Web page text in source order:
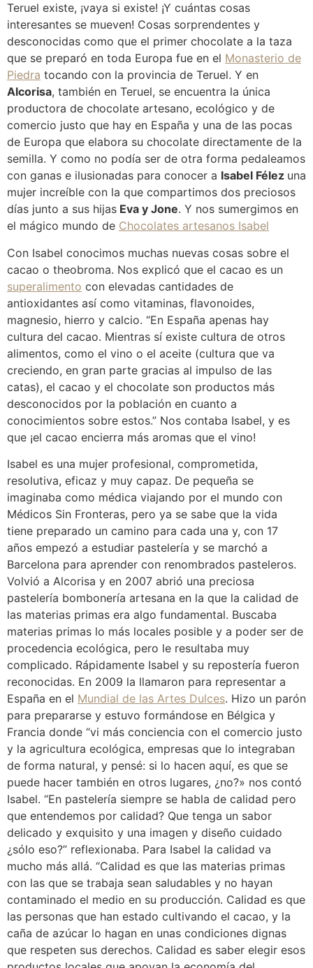
Teruel existe, ¡vaya si existe! ¡Y cuántas cosas
interesantes se mueven! Cosas sorprendentes y
desconocidas como que el primer chocolate a la taza
que se preparó en toda Europa fue en el Monasterio de
Piedra tocando con la provincia de Teruel. Y en
Alcorisa, también en Teruel, se encuentra la única
productora de chocolate artesano, ecológico y de
comercio justo que hay en España y una de las pocas
de Europa que elabora su chocolate directamente de la
semilla. Y como no podía ser de otra forma pedaleamos
con ganas e ilusionadas para conocer a Isabel Félez una
mujer increíble con la que compartimos dos preciosos
días junto a sus hijas Eva y Jone. Y nos sumergimos en
el mágico mundo de Chocolates artesanos Isabel
Con Isabel conocimos muchas nuevas cosas sobre el
cacao o theobroma. Nos explicó que el cacao es un
superalimento con elevadas cantidades de
antioxidantes así como vitaminas, flavonoides,
magnesio, hierro y calcio. “En España apenas hay
cultura del cacao. Mientras sí existe cultura de otros
alimentos, como el vino o el aceite (cultura que va
creciendo, en gran parte gracias al impulso de las
catas), el cacao y el chocolate son productos más
desconocidos por la población en cuanto a
conocimientos sobre estos.” Nos contaba Isabel, y es
que ¡el cacao encierra más aromas que el vino!
Isabel es una mujer profesional, comprometida,
resolutiva, eficaz y muy capaz. De pequeña se
imaginaba como médica viajando por el mundo con
Médicos Sin Fronteras, pero ya se sabe que la vida
tiene preparado un camino para cada una y, con 17
años empezó a estudiar pastelería y se marchó a
Barcelona para aprender con renombrados pasteleros.
Volvió a Alcorisa y en 2007 abrió una preciosa
pastelería bombonería artesana en la que la calidad de
las materias primas era algo fundamental. Buscaba
materias primas lo más locales posible y a poder ser de
procedencia ecológica, pero le resultaba muy
complicado. Rápidamente Isabel y su repostería fueron
reconocidas. En 2009 la llamaron para representar a
España en el Mundial de las Artes Dulces. Hizo un parón
para prepararse y estuvo formándose en Bélgica y
Francia donde “vi más conciencia con el comercio justo
y la agricultura ecológica, empresas que lo integraban
de forma natural, y pensé: si lo hacen aquí, es que se
puede hacer también en otros lugares, ¿no?» nos contó
Isabel. “En pastelería siempre se habla de calidad pero
que entendemos por calidad? Que tenga un sabor
delicado y exquisito y una imagen y diseño cuidado
¿sólo eso?” reflexionaba. Para Isabel la calidad va
mucho más allá. “Calidad es que las materias primas
con las que se trabaja sean saludables y no hayan
contaminado el medio en su producción. Calidad es que
las personas que han estado cultivando el cacao, y la
caña de azúcar lo hagan en unas condiciones dignas
que respeten sus derechos. Calidad es saber elegir esos